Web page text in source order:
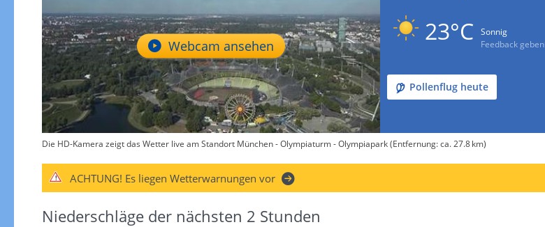
Webcam ansehen 23°C
Sonnig
Feedback geben
Pollenflug heute
Die HD-Kamera zeigt das Wetter live am Standort München - Olympiaturm - Olympiapark (Entfernung: ca. 27.8 km)
ACHTUNG! Es liegen Wetterwarnungen vor
Niederschläge der nächsten 2 Stunden